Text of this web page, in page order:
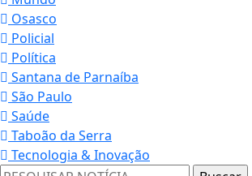
Osasco
Policial
Política
Santana de Parnaíba
São Paulo
Saúde
Taboão da Serra
Tecnologia & Inovação